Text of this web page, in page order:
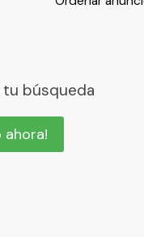
búsqueda
ahora!